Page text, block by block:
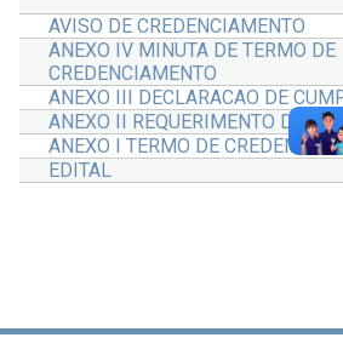
AVISO DE CREDENCIAMENTO
ANEXO IV MINUTA DE TERMO DE
CREDENCIAMENTO
ANEXO III DECLARACAO DE
ANEXO II REQUERIMENTO DE
ANEXO I TERMO DE
EDITAL